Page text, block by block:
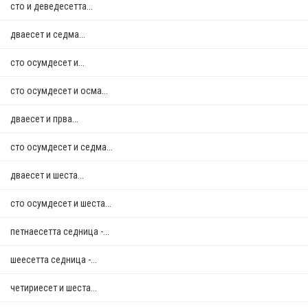
сто и деведесетта...
дваесет и седма...
сто осумдесет и...
сто осумдесет и осма...
дваесет и прва...
сто осумдесет и седма...
дваесет и шеста...
сто осумдесет и шеста...
петнаесетта седница -...
шеесетта седница -...
четириесет и шеста...